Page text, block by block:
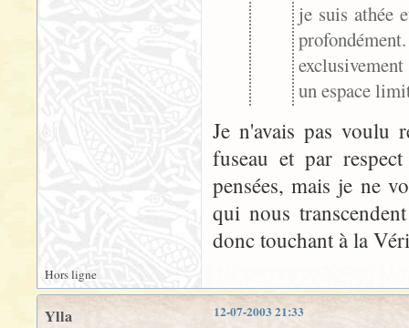
je suis athée
un espace
Je n'avais pas voulu
fuseau et par
pensées, mais je ne
qui nous
donc touchant à la
Hors ligne
12-07-2003 21:33
Ylla